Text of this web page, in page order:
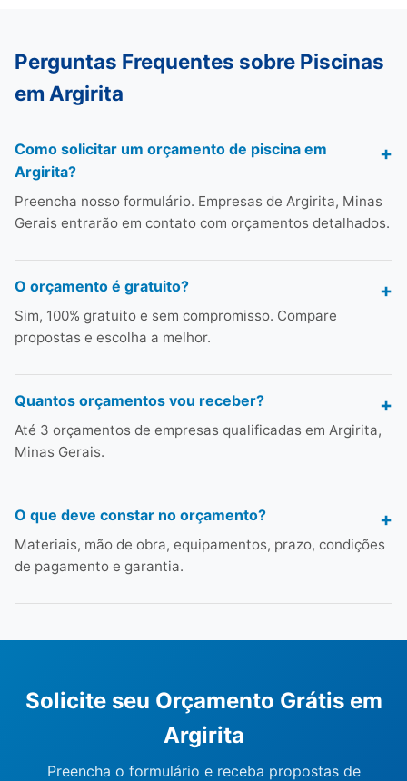
Perguntas Frequentes sobre Piscinas
em Argirita
Como solicitar um orçamento de piscina em
Argirita?
Preencha nosso formulário. Empresas de Argirita, Minas
Gerais entrarão em contato com orçamentos detalhados.
O orçamento é gratuito?
Sim, 100% gratuito e sem compromisso. Compare
propostas e escolha a melhor.
Quantos orçamentos vou receber?
Até 3 orçamentos de empresas qualificadas em Argirita,
Minas Gerais.
O que deve constar no orçamento?
Materiais, mão de obra, equipamentos, prazo, condições
de pagamento e garantia.
Solicite seu Orçamento Grátis em
Argirita
Preencha o formulário e receba propostas de